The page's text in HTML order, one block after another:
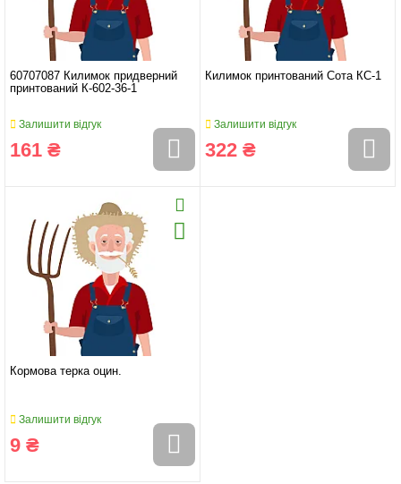
60707087 Килимок придверний
принтований К-602-36-1
Залишити відгук
161 ₴
Килимок принтований Сота КС-1
Залишити відгук
322 ₴
Кормова терка оцин.
Залишити відгук
9 ₴